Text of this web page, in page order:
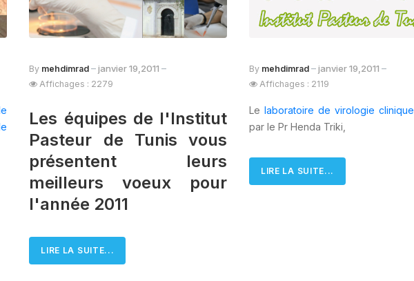
By mehdimrad janvier 19,2011
Affichages : 2279
Les équipes de l'Institut
Pasteur de Tunis vous
présentent leurs
meilleurs voeux pour
l'année 2011
LIRE LA SUITE...
By mehdimrad janvier 19,2011
Affichages : 2119
Le laboratoire de virologie clinique
par le Pr Henda Triki,
LIRE LA SUITE...